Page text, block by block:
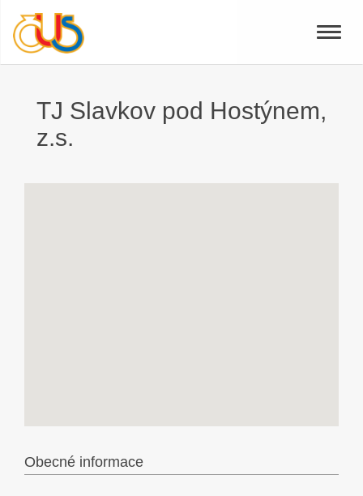
Toggle
TJ Slavkov pod Hostýnem,
z.s.
Obecné informace